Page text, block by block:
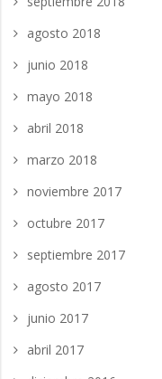
agosto 2018
junio 2018
mayo 2018
abril 2018
marzo 2018
noviembre 2017
octubre 2017
septiembre 2017
agosto 2017
junio 2017
abril 2017